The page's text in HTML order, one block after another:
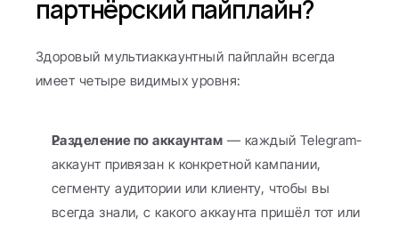
партнёрский пайплайн?
Здоровый мультиаккаунтный пайплайн всегда
имеет четыре видимых уровня:
Разделение по аккаунтам — каждый Telegram-
аккаунт привязан к конкретной кампании,
сегменту аудитории или клиенту, чтобы вы
всегда знали, с какого аккаунта пришёл тот или